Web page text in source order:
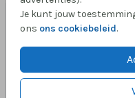
Je kunt jouw
ons ons cookiebeleid.
MENUKAART